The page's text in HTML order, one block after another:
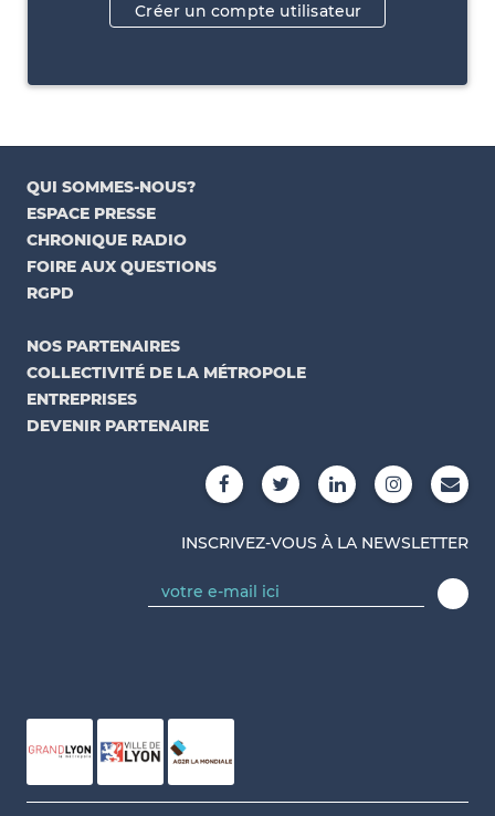
Créer un compte utilisateur
QUI SOMMES-NOUS?
ESPACE PRESSE
CHRONIQUE RADIO
FOIRE AUX QUESTIONS
RGPD
NOS PARTENAIRES
COLLECTIVITÉ DE LA MÉTROPOLE
ENTREPRISES
DEVENIR PARTENAIRE
INSCRIVEZ-VOUS À LA NEWSLETTER